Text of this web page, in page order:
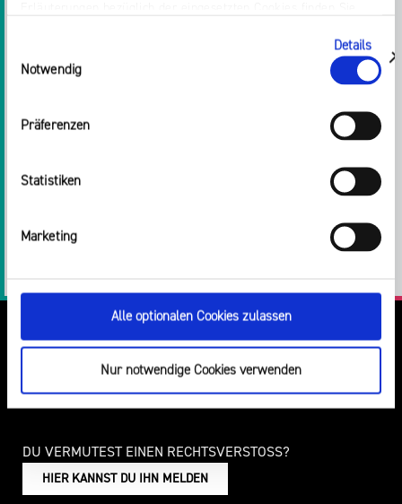
„Einwilligung ändern“ in der Datenschutzerklärung aufgerufen
werden. Dort können Sie auch Ihre Einwilligung jederzeit mit
Wirkung für die Zukunft widerrufen. Die vollständige Ablehnung
optionaler Cookies erfolgt über den Button „Nur notwendige
Notwendig
Präferenzen
Statistiken
Marketing
Details
zeigen
Alle optionalen Cookies zulassen
Nur notwendige Cookies verwenden
An der digitalen MedienscoutsConvention NRW 2.0
nahmen am 30. Oktober rund 250 Medienscouts
Teilen:
DU VERMUTEST EINEN RECHTSVERSTOSS?
HIER KANNST DU IHN MELDEN